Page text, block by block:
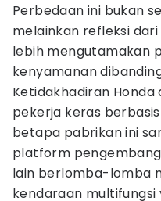
Perbedaan ini bukan
melainkan refleksi
lebih mengutamakan
kenyamanan
Ketidakhadiran
pekerja keras
betapa pabrikan ini
platform
lain berlomba-lomba
kendaraan multifungsi